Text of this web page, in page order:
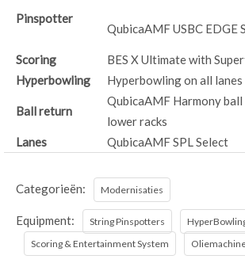
Pinspotter
QubicaAMF USBC
Scoring
BES X Ultimate with
Hyperbowling
Hyperbowling on all lanes
Ball return
QubicaAMF Harmony
lower racks
Lanes
QubicaAMF SPL Select
Categorieën: Modernisaties
Equipment: String Pinspotters
Scoring & Entertainment System